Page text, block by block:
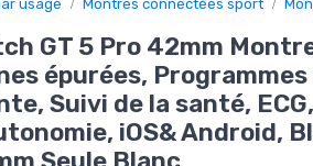
usage Montres connectées sport
GT 5 Pro 42mm
épurées,
Suivi de la santé,
iOS& Android,